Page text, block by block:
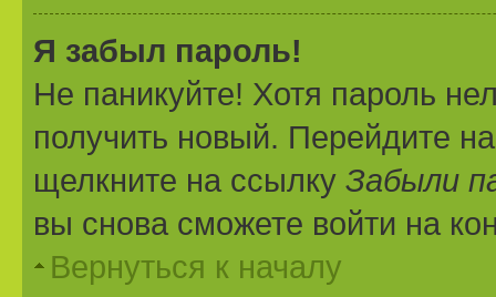
Я забыл пароль!
Не паникуйте! Хотя пароль
получить новый. Перейдите
щелкните на ссылку Забыли
вы снова сможете войти на
Вернуться к началу